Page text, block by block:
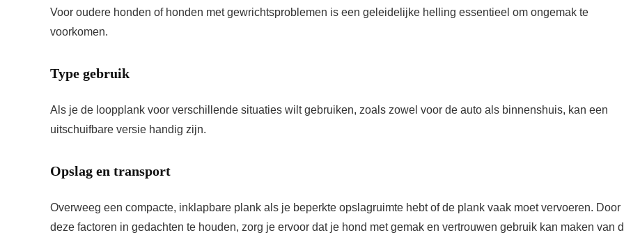
Voor oudere honden of honden met gewrichtsproblemen is een geleidelijke helling essentieel om ongemak te
voorkomen.
Type gebruik
Als je de loopplank voor verschillende situaties wilt gebruiken, zoals zowel voor de auto als binnenshuis, kan een
uitschuifbare versie handig zijn.
Opslag en transport
Overweeg een compacte, inklapbare plank als je beperkte opslagruimte hebt of de plank vaak moet vervoeren. Door
deze factoren in gedachten te houden, zorg je ervoor dat je hond met gemak en vertrouwen gebruik kan maken van